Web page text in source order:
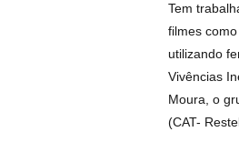
Tem
filmes
utilizando
Vivências
Moura, o
(CAT-